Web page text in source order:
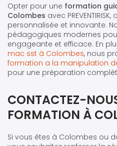
Opter pour une formation
Colombes avec
personnalisée et innovante.
pédagogiques modernes
engageante et efficace. En
mac sst à Colombes, nous
formation a la manipulation
pour une préparation
CONTACTEZ-
FORMATION À
Si vous êtes à Colombes ou